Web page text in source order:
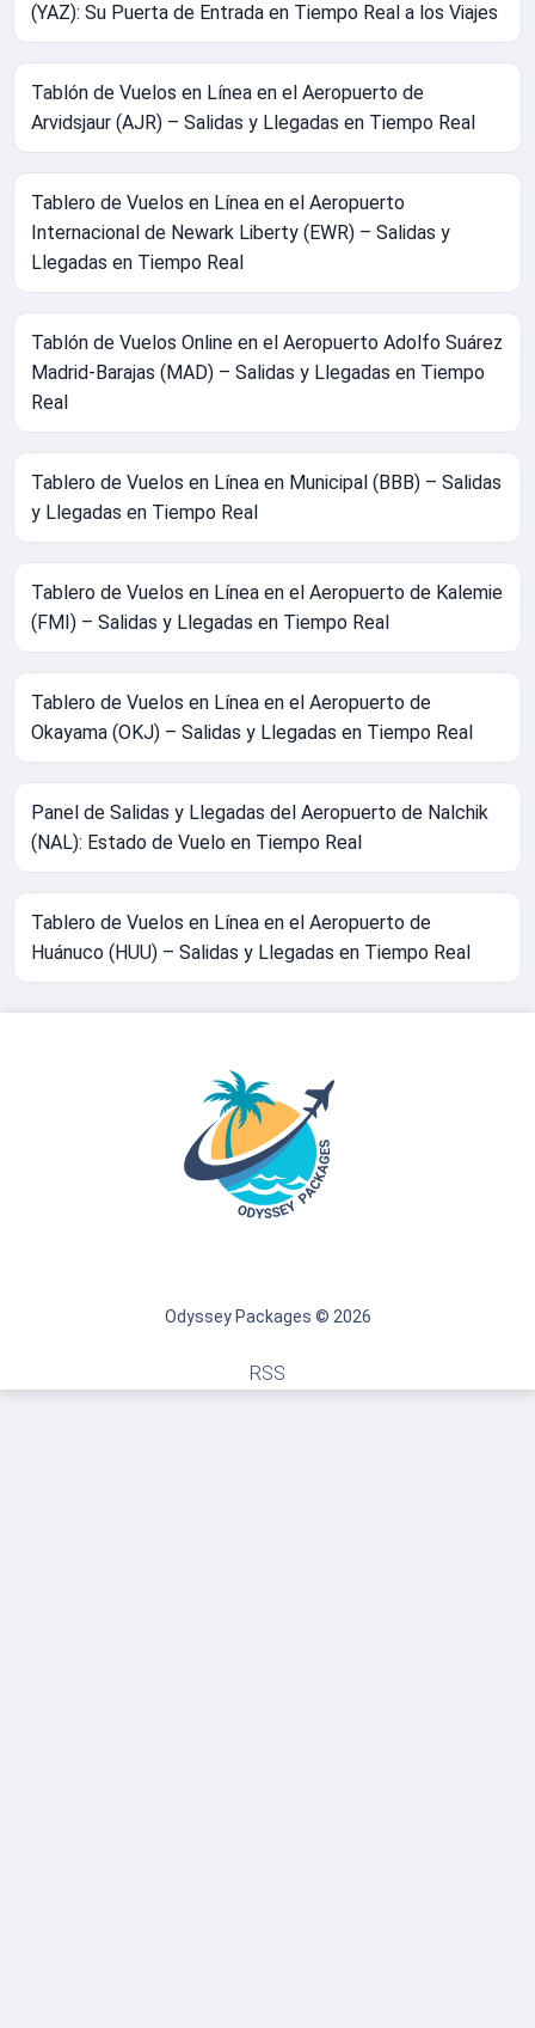
(YAZ): Su Puerta de Entrada en Tiempo Real a los Viajes
Tablón de Vuelos en Línea en el Aeropuerto de
Arvidsjaur (AJR) – Salidas y Llegadas en Tiempo Real
Tablero de Vuelos en Línea en el Aeropuerto
Internacional de Newark Liberty (EWR) – Salidas y
Llegadas en Tiempo Real
Tablón de Vuelos Online en el Aeropuerto Adolfo Suárez
Madrid-Barajas (MAD) – Salidas y Llegadas en Tiempo
Real
Tablero de Vuelos en Línea en Municipal (BBB) – Salidas
y Llegadas en Tiempo Real
Tablero de Vuelos en Línea en el Aeropuerto de Kalemie
(FMI) – Salidas y Llegadas en Tiempo Real
Tablero de Vuelos en Línea en el Aeropuerto de
Okayama (OKJ) – Salidas y Llegadas en Tiempo Real
Panel de Salidas y Llegadas del Aeropuerto de Nalchik
(NAL): Estado de Vuelo en Tiempo Real
Tablero de Vuelos en Línea en el Aeropuerto de
Huánuco (HUU) – Salidas y Llegadas en Tiempo Real
Odyssey Packages © 2026
RSS